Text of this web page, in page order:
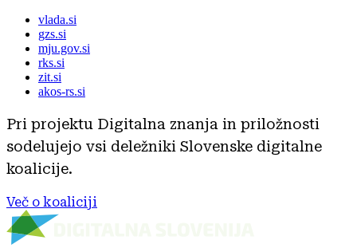
vlada.si
gzs.si
mju.gov.si
rks.si
zit.si
akos-rs.si
Pri projektu Digitalna znanja in priložnosti
sodelujejo vsi deležniki Slovenske digitalne
koalicije.
Več o koaliciji